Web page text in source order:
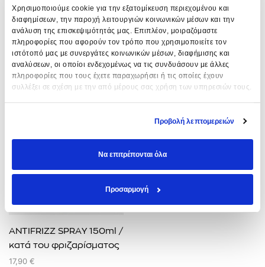
Χρησιμοποιούμε cookie για την εξατομίκευση περιεχομένου και
διαφημίσεων, την παροχή λειτουργιών κοινωνικών μέσων και την
ανάλυση της επισκεψιμότητάς μας. Επιπλέον, μοιραζόμαστε
πληροφορίες που αφορούν τον τρόπο που χρησιμοποιείτε τον
ιστότοπό μας με συνεργάτες κοινωνικών μέσων, διαφήμισης και
αναλύσεων, οι οποίοι ενδεχομένως να τις συνδυάσουν με άλλες
πληροφορίες που τους έχετε παραχωρήσει ή τις οποίες έχουν
συλλέξει σε σχέση με την από μέρους σας χρήση των υπηρεσιών τους.
Προβολή λεπτομερειών
Να επιτρέπονται όλα
Προσαρμογή
HAIRSPRAY LIFT UP VERY
STRONG HOLD 500ml
BLOW DRY & STYLING
EVOZEN
17,00€
ΠΡΟΣΘΉΚΗ ΣΤΟ ΚΑΛΆΘΙ
GLOSS LIGHTWEIGHT
SHINE SPRAY
18,30€
ΠΡΟΣΘΉΚΗ ΣΤΟ ΚΑΛΆΘΙ
ANTIFRIZZ SPRAY 150ml /
κατά του φριζαρίσματος
17,90 €